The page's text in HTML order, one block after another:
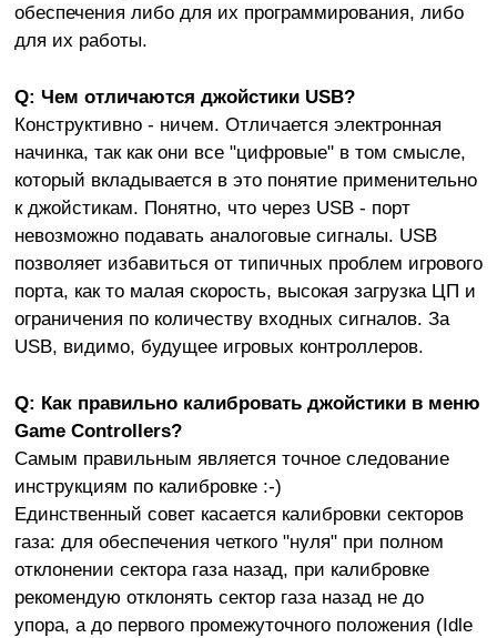
обеспечения либо для их программирования, либо
для их работы.
Q: Чем отличаются джойстики USB?
Конструктивно - ничем. Отличается электронная
начинка, так как они все "цифровые" в том смысле,
который вкладывается в это понятие применительно
к джойстикам. Понятно, что через USB - порт
невозможно подавать аналоговые сигналы. USB
позволяет избавиться от типичных проблем игрового
порта, как то малая скорость, высокая загрузка ЦП и
ограничения по количеству входных сигналов. За
USB, видимо, будущее игровых контроллеров.
Q: Как правильно калибровать джойстики в меню
Game Controllers?
Самым правильным является точное следование
инструкциям по калибровке :-)
Единственный совет касается калибровки секторов
газа: для обеспечения четкого "нуля" при полном
отклонении сектора газа назад, при калибровке
рекомендую отклонять сектор газа назад не до
упора, а до первого промежуточного положения (Idle